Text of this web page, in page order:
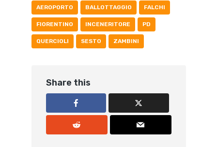
AEROPORTO BALLOTTAGGIO FALCHI
FIORENTINO INCENERITORE PD
QUERCIOLI SESTO ZAMBINI
Share this